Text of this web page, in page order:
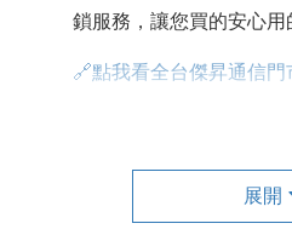
鎖服務，讓您買的安心用
🔗點我看全台傑昇通信門
傑昇尊榮會員除了可以
年還有「200元配件購物
展開